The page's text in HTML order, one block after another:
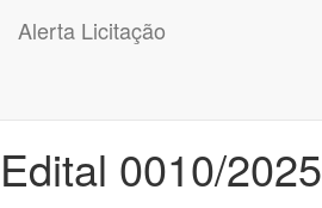
Alerta Licitação
Edital 0010/2025